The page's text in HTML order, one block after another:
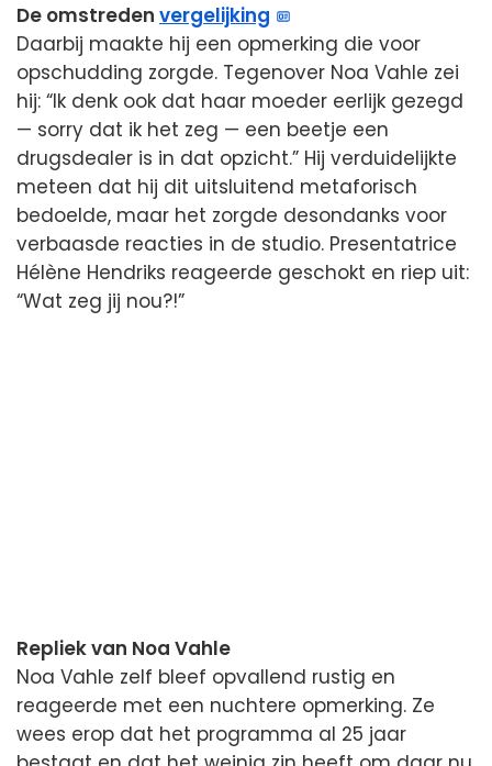
De omstreden vergelijking
Daarbij maakte hij een opmerking die voor
opschudding zorgde. Tegenover Noa Vahle zei
hij: “Ik denk ook dat haar moeder eerlijk gezegd
— sorry dat ik het zeg — een beetje een
drugsdealer is in dat opzicht.” Hij verduidelijkte
meteen dat hij dit uitsluitend metaforisch
bedoelde, maar het zorgde desondanks voor
verbaasde reacties in de studio. Presentatrice
Hélène Hendriks reageerde geschokt en riep uit:
“Wat zeg jij nou?!”
Repliek van Noa Vahle
Noa Vahle zelf bleef opvallend rustig en
reageerde met een nuchtere opmerking. Ze
wees erop dat het programma al 25 jaar